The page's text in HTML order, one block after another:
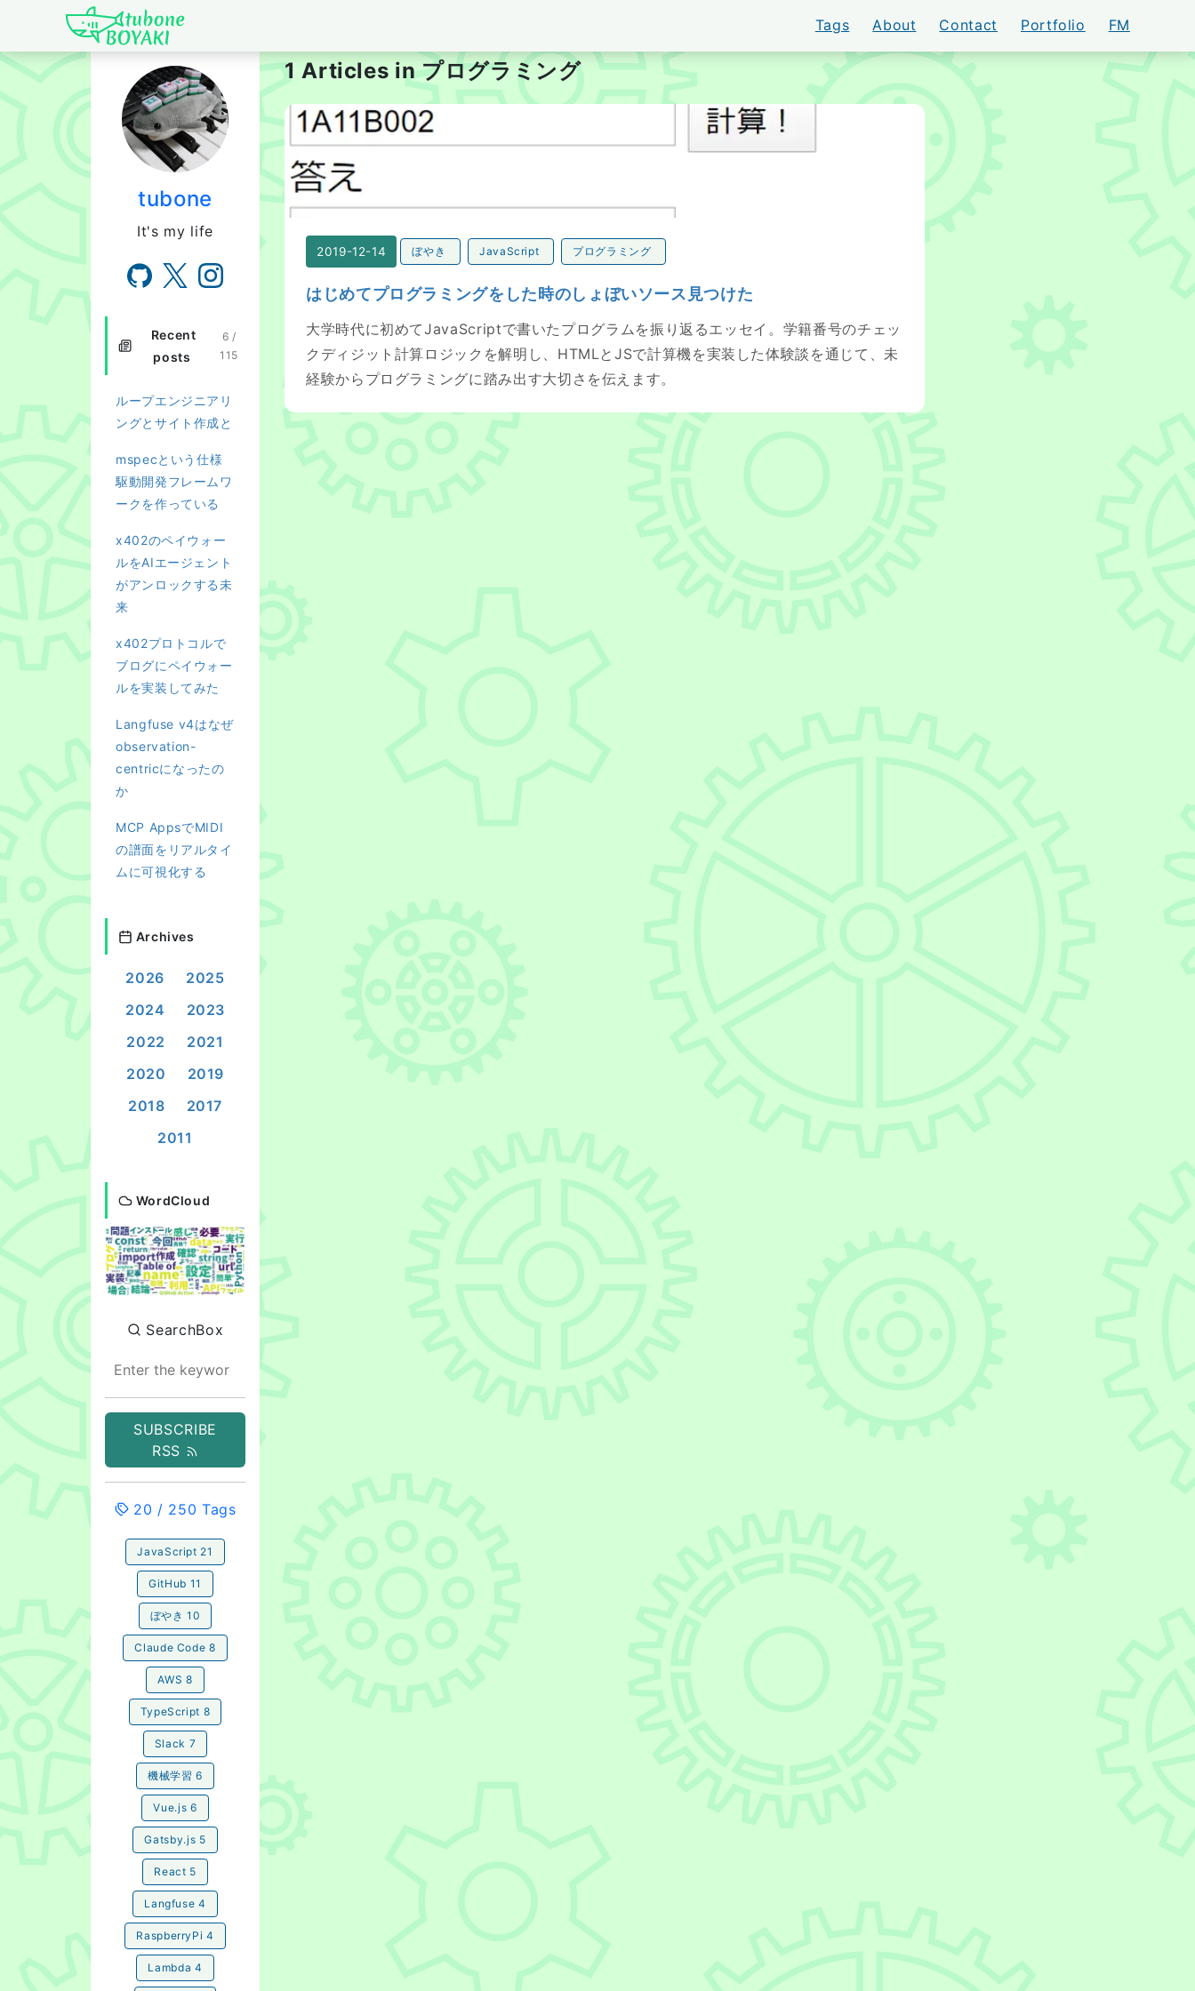
Japanese IT Developer's Blog tubone BOYAKI
Tags About Contact Portfolio FM
tubone
It's my life
Recent
posts
6 /
115
ループエンジニアリ
ングとサイト作成と
mspecという仕様
駆動開発フレームワ
ークを作っている
x402のペイウォー
ルをAIエージェント
がアンロックする未
来
x402プロトコルで
ブログにペイウォー
ルを実装してみた
Langfuse v4はなぜ
observation-
centricになったの
か
MCP AppsでMIDI
の譜面をリアルタイ
ムに可視化する
Archives
2026
2025
2024
2023
2022
2021
2020
2019
2018
2017
2011
WordCloud
SearchBox
SUBSCRIBE
RSS
20 / 250 Tags
JavaScript 21
GitHub 11
ぼやき 10
Claude Code 8
AWS 8
TypeScript 8
Slack 7
機械学習 6
Vue.js 6
Gatsby.js 5
React 5
Langfuse 4
RaspberryPi 4
Lambda 4
1 Articles in プログラミング
はじめてプログラミングをした時のしょぼいソース見つけた
2019-12-14 ぼやき JavaScript プログラミング
はじめてプログラミングをした時のしょぼいソース見つけた
大学時代に初めてJavaScriptで書いたプログラムを振り返るエッセイ。学籍番号のチェッ
クディジット計算ロジックを解明し、HTMLとJSで計算機を実装した体験談を通じて、未
経験からプログラミングに踏み出す大切さを伝えます。